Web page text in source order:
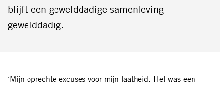
blijft een gewelddadige samenleving
gewelddadig.
‘Mijn oprechte excuses voor mijn laatheid. Het was een